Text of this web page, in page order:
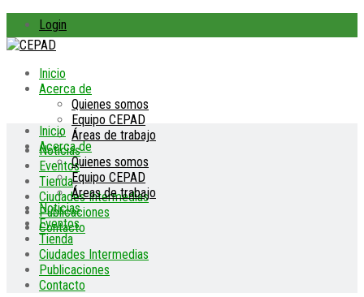
Login
Inicio
Acerca de
Quienes somos
Equipo CEPAD
Áreas de trabajo
Noticias
Eventos
Tienda
Ciudades Intermedias
Publicaciones
Contacto
Inicio
Acerca de
Quienes somos
Equipo CEPAD
Áreas de trabajo
Noticias
Eventos
Tienda
Ciudades Intermedias
Publicaciones
Contacto